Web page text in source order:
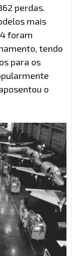
perdas.
mais
foram
tendo
para os
o